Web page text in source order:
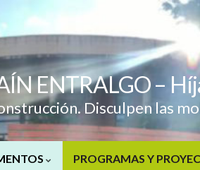
ENTRALGO –
Disculpen las
PROGRAMAS Y